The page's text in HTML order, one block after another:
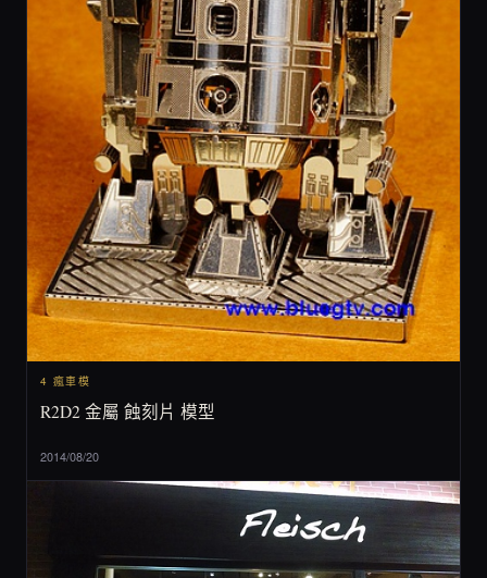
4 瘋車模
R2D2 金屬 蝕刻片 模型
2014/08/20